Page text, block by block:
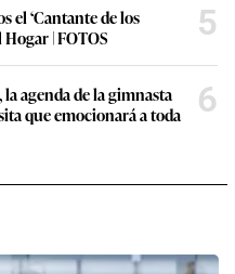
el ‘Cantante de los
| FOTOS
5
agenda de la gimnasta
que emocionará a toda
6